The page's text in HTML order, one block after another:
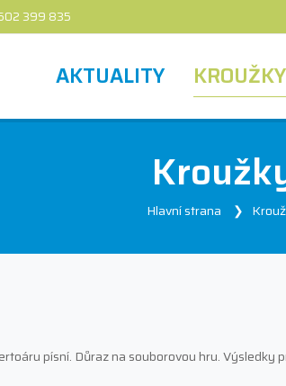
399 835
AKTUALITY KROUŽKY
Hlavní strana
písní. Důraz na souborovou hru.